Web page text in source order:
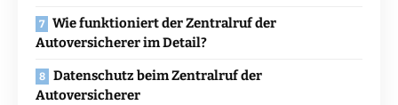
Wie funktioniert der Zentralruf der
Autoversicherer im Detail?
Datenschutz beim Zentralruf der
Autoversicherer